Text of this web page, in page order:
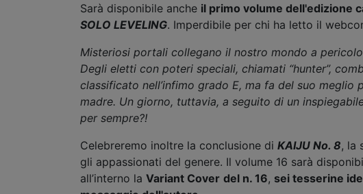
Sarà disponibile anche il primo volume dell'edizione
SOLO LEVELING. Imperdibile per chi ha letto il
Misteriosi portali collegano il nostro mondo a
Degli eletti con poteri speciali, chiamati “hunter”,
classificato nell’infimo grado E, ma fa del suo
madre. Un giorno, tuttavia, a seguito di un
per sempre?!
Celebreremo inoltre la conclusione di KAIJU No. 8, la
gli appassionati del genere. Il volume 16 sarà
all’interno la Variant Cover del n. 16, sei tesserine